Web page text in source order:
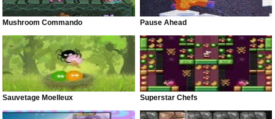
Mushroom Commando Pause Ahead
Sauvetage Moelleux Superstar Chefs